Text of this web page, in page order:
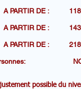
: A PARTIR DE
: A PARTIR DE
: A PARTIR DE
NOUS
possible du